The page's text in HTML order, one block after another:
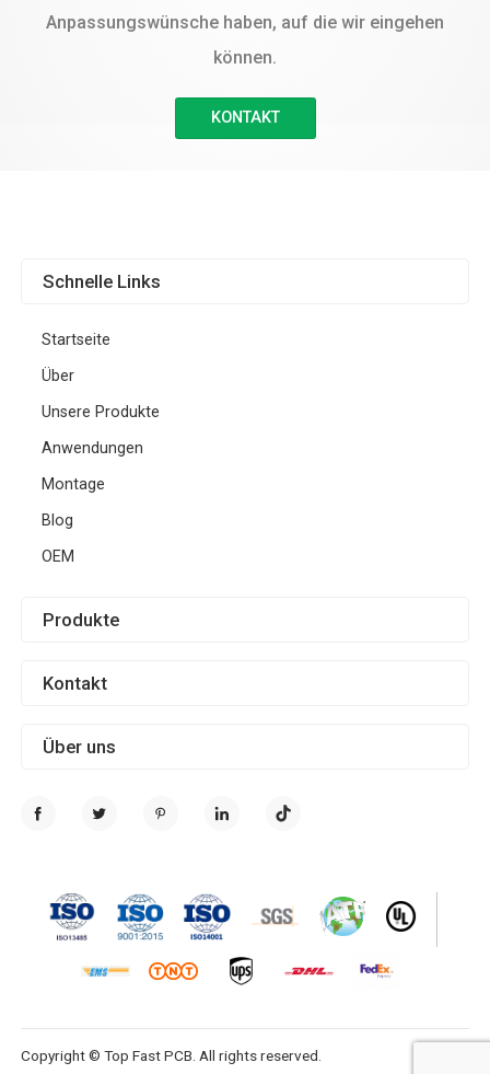
Anpassungswünsche haben, auf die wir eingehen
können.
KONTAKT
Über uns
Schnelle Links
Startseite
Über
Unsere Produkte
Anwendungen
Montage
Blog
OEM
Produkte
Kontakt
Copyright © Top Fast PCB. All rights reserved.